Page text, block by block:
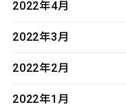
2022年4月
2022年3月
2022年2月
2022年1月